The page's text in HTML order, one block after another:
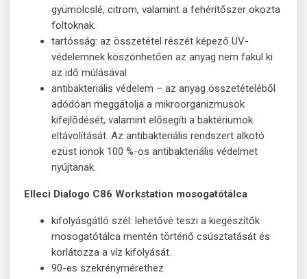
gyümölcslé, citrom, valamint a fehérítőszer okozta
foltoknak.
tartósság: az összetétel részét képező UV-
védelemnek köszönhetően az anyag nem fakul ki
az idő múlásával
antibakteriális védelem – az anyag összetételéből
adódóan meggátolja a mikroorganizmusok
kifejlődését, valamint elősegíti a baktériumok
eltávolítását. Az antibakteriális rendszert alkotó
ezüst ionok 100 %-os antibakteriális védelmet
nyújtanak.
Elleci Dialogo C86 Workstation mosogatótálca
kifolyásgátló szél: lehetővé teszi a kiegészítők
mosogatótálca mentén történő csúsztatását és
korlátozza a víz kifolyását.
90-es szekrénymérethez